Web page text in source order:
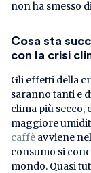
non ha smesso
Cosa sta
con la crisi
Gli effetti della
saranno tanti e
clima più secco,
maggiore
caffè avviene
consumo si
mondo. Quasi